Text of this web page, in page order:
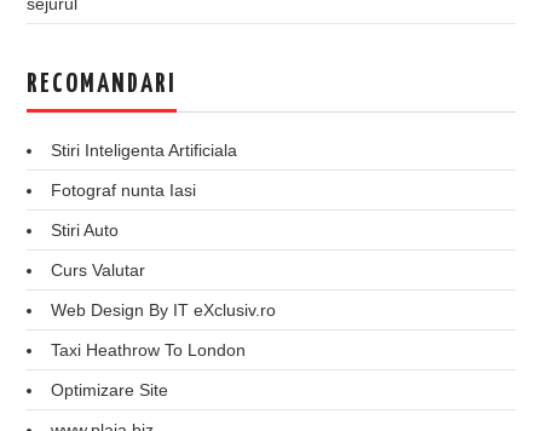
sejurul
RECOMANDARI
Stiri Inteligenta Artificiala
Fotograf nunta Iasi
Stiri Auto
Curs Valutar
Web Design By IT eXclusiv.ro
Taxi Heathrow To London
Optimizare Site